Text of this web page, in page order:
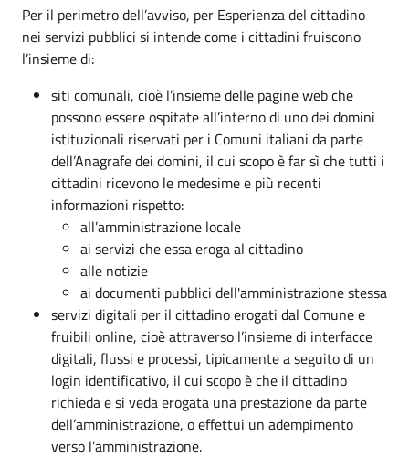
Per il perimetro dell’avviso, per Esperienza del cittadino
nei servizi pubblici si intende come i cittadini fruiscono
l’insieme di:
siti comunali, cioè l’insieme delle pagine web che
possono essere ospitate all’interno di uno dei domini
istituzionali riservati per i Comuni italiani da parte
dell’Anagrafe dei domini, il cui scopo è far sì che tutti i
cittadini ricevono le medesime e più recenti
informazioni rispetto:
all’amministrazione locale
ai servizi che essa eroga al cittadino
alle notizie
ai documenti pubblici dell'amministrazione stessa
servizi digitali per il cittadino erogati dal Comune e
fruibili online, cioè attraverso l’insieme di interfacce
digitali, flussi e processi, tipicamente a seguito di un
login identificativo, il cui scopo è che il cittadino
richieda e si veda erogata una prestazione da parte
dell’amministrazione, o effettui un adempimento
verso l’amministrazione.